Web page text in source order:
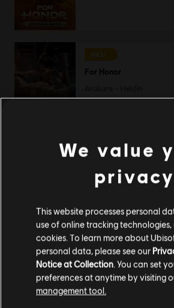
NEU
For Honor
Paket mit 10.500 Stahl-
For Honor
Held Meister Katashi -
Soweit wir wissen kommst du
We value
privacy
This website processes personal
use of online tracking
cookies. To learn more about
personal data, please see our
Notice at Collection . You can set
preferences at anytime by visiting
management tool.